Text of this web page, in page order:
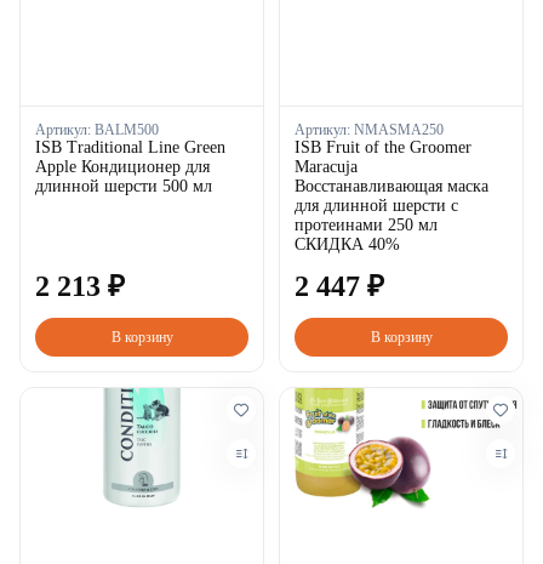
Артикул: BALM500
ISB Traditional Line Green
Apple Кондиционер для
длинной шерсти 500 мл
2 213 ₽
В корзину
Артикул: NMASMA250
ISB Fruit of the Groomer
Maracuja
Восстанавливающая маска
для длинной шерсти с
протеинами 250 мл
СКИДКА 40%
2 447 ₽
В корзину